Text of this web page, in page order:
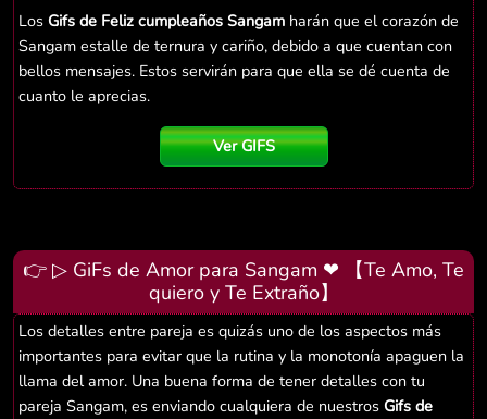
Los Gifs de Feliz cumpleaños Sangam harán que el corazón de
Sangam estalle de ternura y cariño, debido a que cuentan con
bellos mensajes. Estos servirán para que ella se dé cuenta de
cuanto le aprecias.
Ver GIFS
👉 ▷ GiFs de Amor para Sangam ❤ 【Te Amo, Te
quiero y Te Extraño】
Los detalles entre pareja es quizás uno de los aspectos más
importantes para evitar que la rutina y la monotonía apaguen la
llama del amor. Una buena forma de tener detalles con tu
pareja Sangam, es enviando cualquiera de nuestros Gifs de